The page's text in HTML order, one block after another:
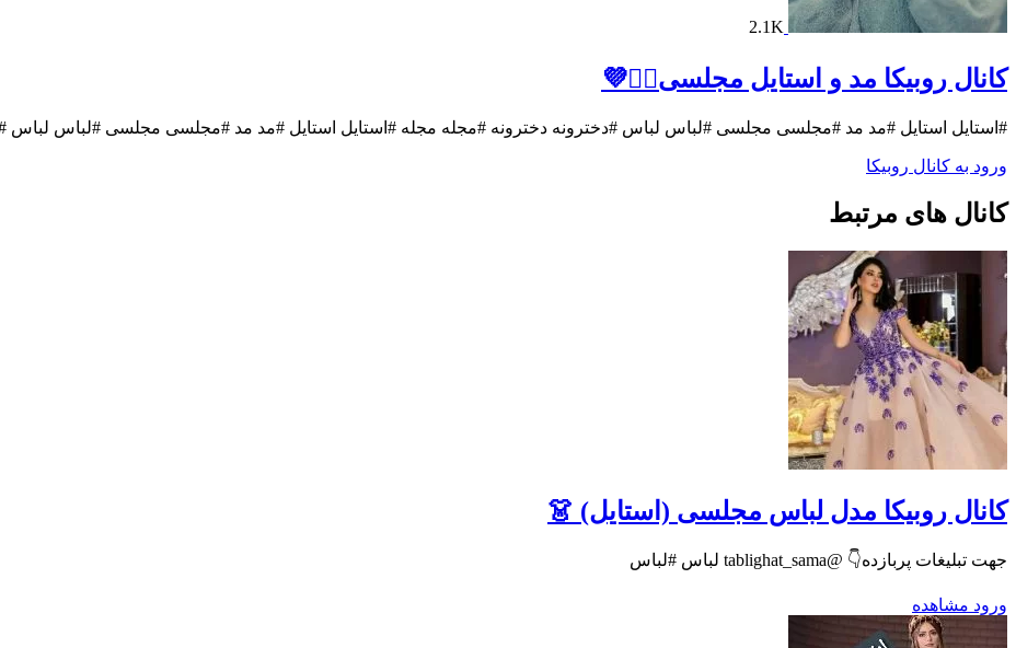
2.1K
کانال روبیکا مد و استایل مجلسی🧚‍♀️💜
#استایل استایل #مد مد #مجلسی مجلسی #لباس لباس #دخترونه دخترونه #مجله مجله #استایل استایل #مد مد #مجلسی مجلسی #لباس لباس
ورود به کانال روبیکا
کانال های مرتبط
کانال روبیکا مدل لباس مجلسی (استایل) 👗
جهت تبلیغات پربازده👇 @tablighat_sama لباس #لباس
ورود مشاهده